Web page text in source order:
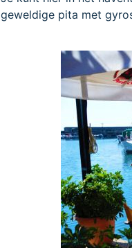
geweldige pita met